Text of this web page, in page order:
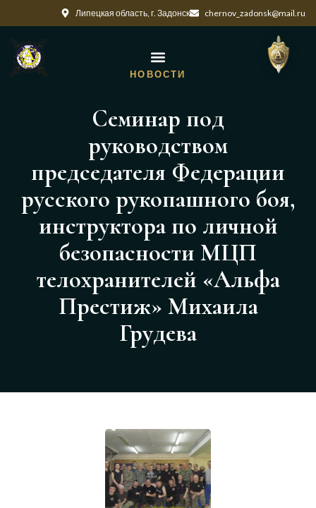
Липецкая область, г. Задонск chernov_zadonsk@mail.ru
НОВОСТИ
Cеминар под
руководством
председателя Федерации
русского рукопашного боя,
инструктора по личной
безопасности МЦП
телохранителей «Альфа
Престиж» Михаила
Грудева